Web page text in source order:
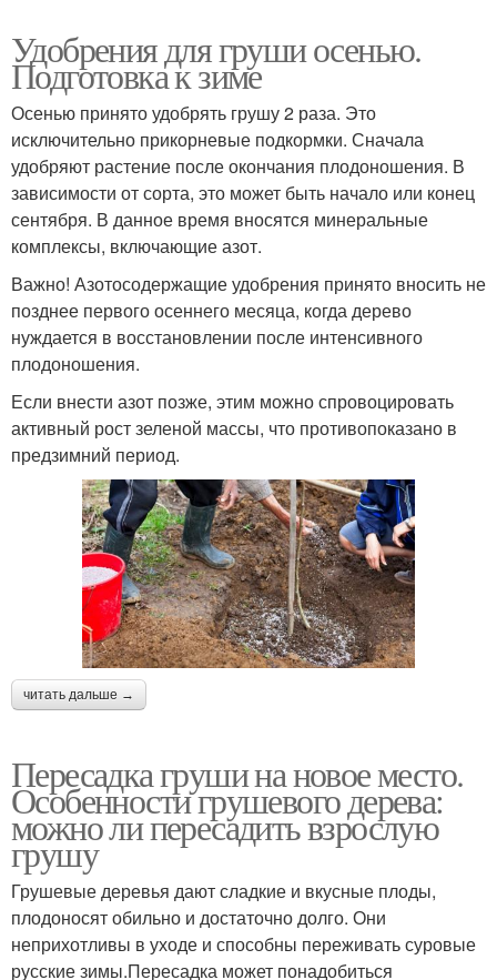
Удобрения для груши осенью.
Подготовка к зиме
Осенью принято удобрять грушу 2 раза. Это
исключительно прикорневые подкормки. Сначала
удобряют растение после окончания плодоношения. В
зависимости от сорта, это может быть начало или конец
сентября. В данное время вносятся минеральные
комплексы, включающие азот.
Важно! Азотосодержащие удобрения принято вносить не
позднее первого осеннего месяца, когда дерево
нуждается в восстановлении после интенсивного
плодоношения.
Если внести азот позже, этим можно спровоцировать
активный рост зеленой массы, что противопоказано в
предзимний период.
читать дальше →
Пересадка груши на новое место.
Особенности грушевого дерева:
можно ли пересадить взрослую
грушу
Грушевые деревья дают сладкие и вкусные плоды,
плодоносят обильно и достаточно долго. Они
неприхотливы в уходе и способны переживать суровые
русские зимы.Пересадка может понадобиться